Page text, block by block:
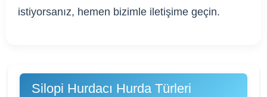
istiyorsanız, hemen bizimle iletişime geçin.
Silopi Hurdacı Hurda Türleri